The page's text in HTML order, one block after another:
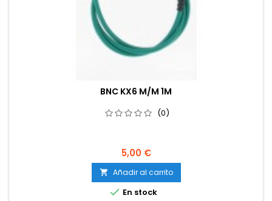
BNC KX6 M/M 1M
(0)
5,00 €
 Añadir al carrito
 En stock